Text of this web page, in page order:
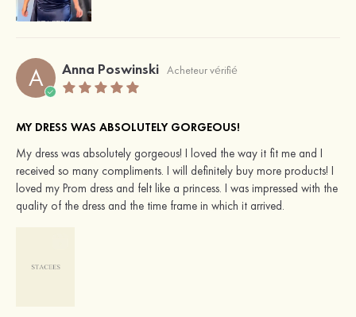
A Anna Poswinski Acheteur vérifié
MY DRESS WAS ABSOLUTELY GORGEOUS!
My dress was absolutely gorgeous! I loved the way it fit me and I
received so many compliments. I will definitely buy more products! I
loved my Prom dress and felt like a princess. I was impressed with the
quality of the dress and the time frame in which it arrived.